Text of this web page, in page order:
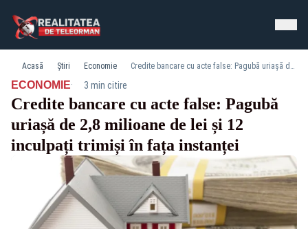
Acasă Știri Economie Credite bancare cu acte false: Pagubă uriașă de 2,8 milioane de lei și 12 inculpați trimiși în fața instanței
ECONOMIE· 3 min citire
Credite bancare cu acte false: Pagubă
uriașă de 2,8 milioane de lei și 12
inculpați trimiși în fața instanței